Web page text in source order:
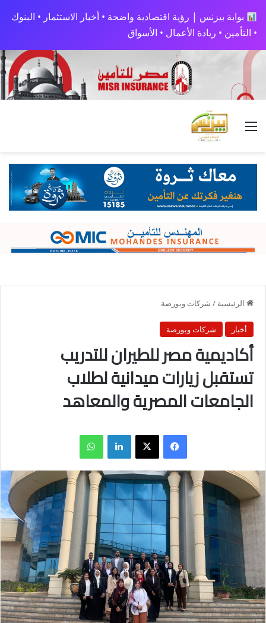
بوابة بيزنس | رؤية اقتصادية واضحة • أخبار الاستثمار • البنوك
• التأمين • ريادة الأعمال • الأسواق
القائمة
الرئيسية / شركات وبورصة
أخبار شركات وبورصة
أكاديمية مصر للطيران للتدريب
تستقبل زيارات ميدانية لطلاب
الجامعات المصرية والمعاهد
فيسبوك X لينكدإن